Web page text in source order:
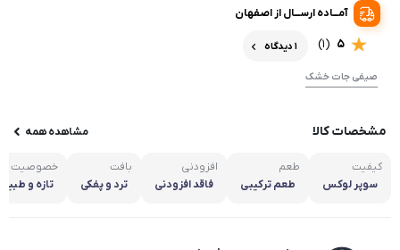
آمـــاده ارســـال از اصفهان
5
(1) 1 دیدگاه
صیفی جات خشک
مشخصات کالا مشاهده همه
کیفیت
سوپر لوکس
طعم
طعم ترکیبی
افزودنی
فاقد افزودنی
بافت
ترد و پفکی
خصوصیت
تازه و